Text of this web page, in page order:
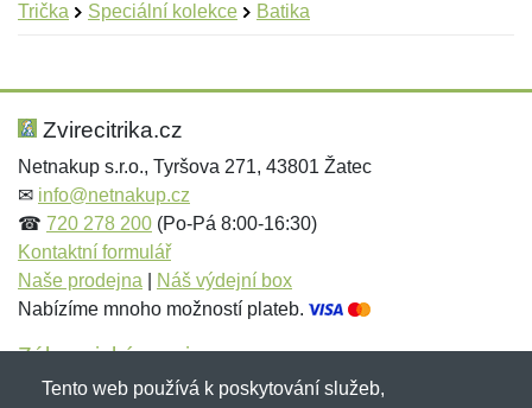
Trička Speciální kolekce Batika
Hodnocení:
Jméno: *
Jméno:
E-mail:*
Zvirecitrika.cz
Netnakup s.r.o., Tyršova 271, 43801 Žatec
✉ info@netnakup.cz
☎ 720 278 200 (Po-Pá 8:00-16:30)
Kontaktní formulář
Naše prodejna
Náš výdejní box
Nabízíme mnoho možností plateb.
Zákaznický servis
Novinky emailem
Tento web používá k poskytování služeb,